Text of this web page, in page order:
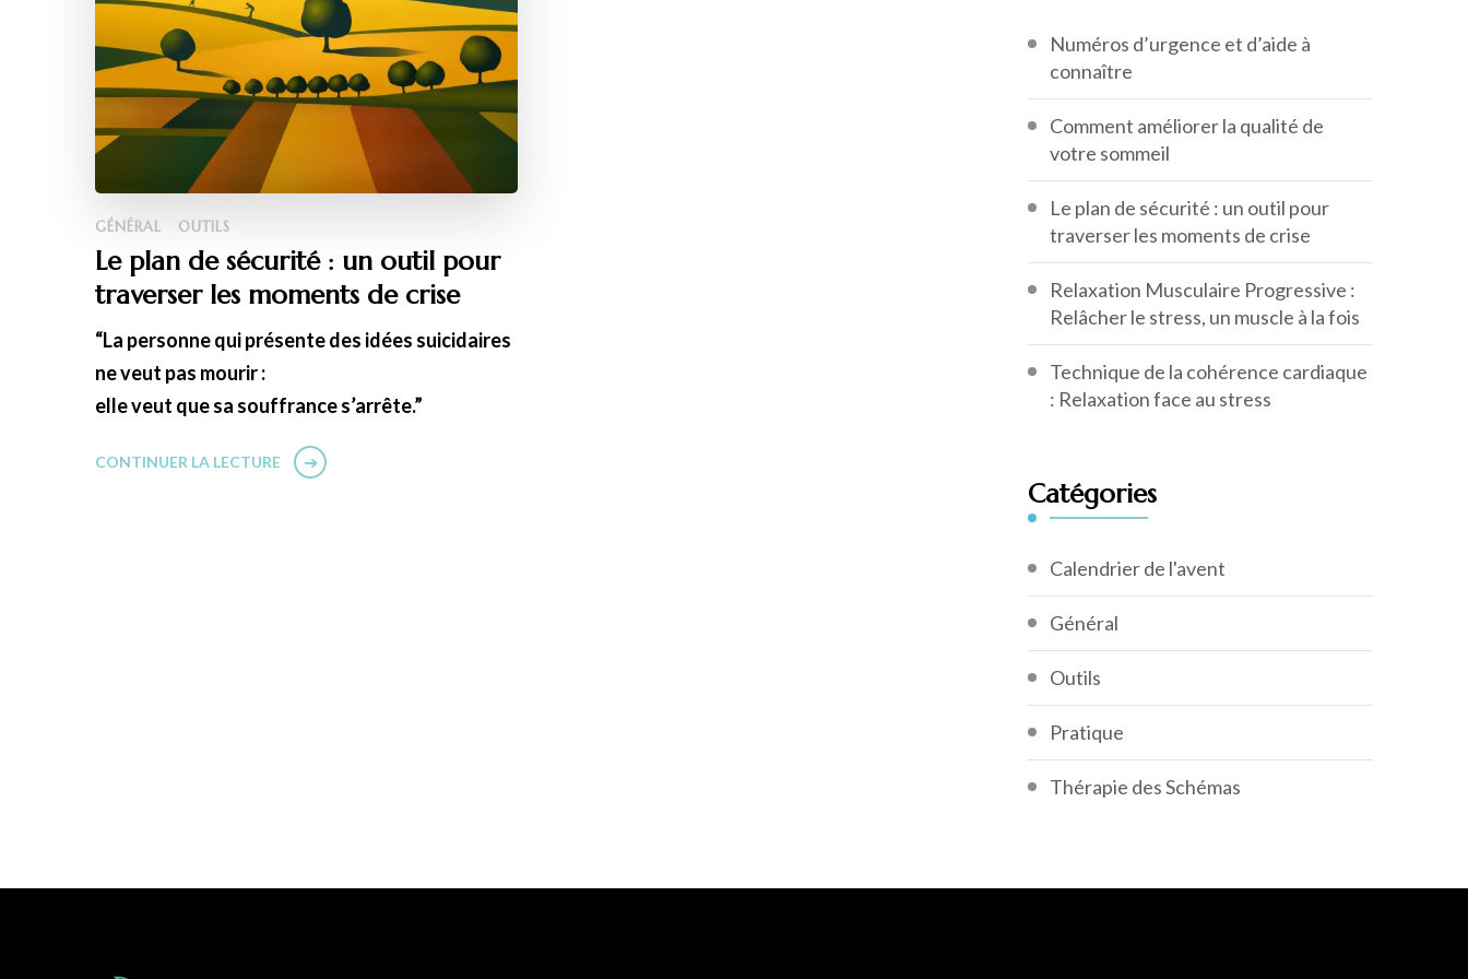
GÉNÉRAL OUTILS
Le plan de sécurité : un outil pour
traverser les moments de crise
“La personne qui présente des idées suicidaires
ne veut pas mourir :
elle veut que sa souffrance s’arrête.”
CONTINUER LA LECTURE
Numéros d’urgence et d’aide à
connaître
Comment améliorer la qualité de
votre sommeil
Le plan de sécurité : un outil pour
traverser les moments de crise
Relaxation Musculaire Progressive :
Relâcher le stress, un muscle à la fois
Technique de la cohérence cardiaque
: Relaxation face au stress
Catégories
Calendrier de l'avent
Général
Outils
Pratique
Thérapie des Schémas